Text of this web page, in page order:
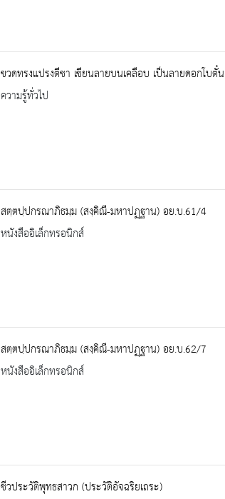
ขวดทรงแปรงตีชา เขียนลายบนเคลือบ เป็นลายดอกโบตั๋น
ความรู้ทั่วไป
สตฺตปฺปกรณาภิธมฺม (สงฺคิณี-มหาปฏฺฐาน) อย.บ.61/4
หนังสืออิเล็กทรอนิกส์
สตฺตปฺปกรณาภิธมฺม (สงฺคิณี-มหาปฏฺฐาน) อย.บ.62/7
หนังสืออิเล็กทรอนิกส์
ชีวประวัติพุทธสาวก (ประวัติอัจฉริยเถระ)